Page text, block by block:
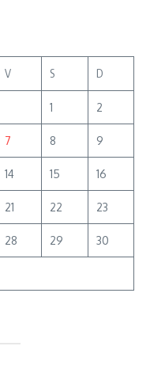
V S D
1 2
7 8 9
14 15 16
21 22 23
28 29 30